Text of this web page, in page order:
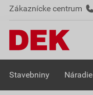
Zákaznícke centrum
Stavebniny Náradie